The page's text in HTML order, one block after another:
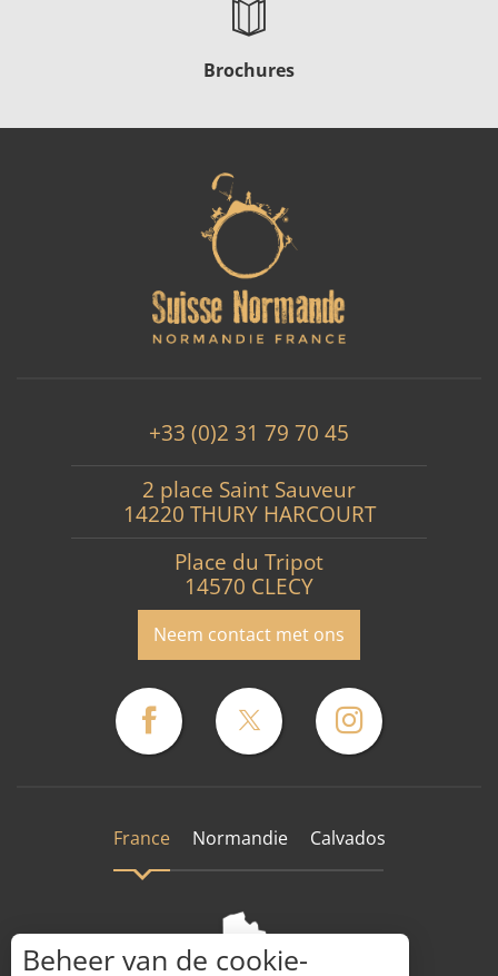
Brochures
+33 (0)2 31 79 70 45
2 place Saint Sauveur
14220 THURY HARCOURT
Place du Tripot
14570 CLECY
Neem contact met ons
France Normandie Calvados
Beheer van de cookie-